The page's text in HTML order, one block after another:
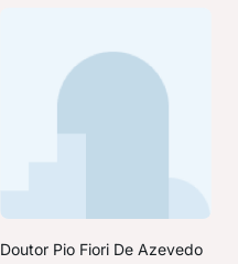
Doutor Pio Fiori De Azevedo